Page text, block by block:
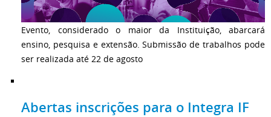
Evento, considerado o maior da Instituição, abarcará
ensino, pesquisa e extensão. Submissão de trabalhos pode
ser realizada até 22 de agosto
Abertas inscrições para o Integra IF